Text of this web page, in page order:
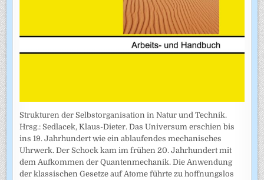
Strukturen der Selbstorganisation in Natur und Technik.
Hrsg.: Sedlacek, Klaus-Dieter. Das Universum erschien bis
ins 19. Jahrhundert wie ein ablaufendes mechanisches
Uhrwerk. Der Schock kam im frühen 20. Jahrhundert mit
dem Aufkommen der Quantenmechanik. Die Anwendung
der klassischen Gesetze auf Atome führte zu hoffnungslos